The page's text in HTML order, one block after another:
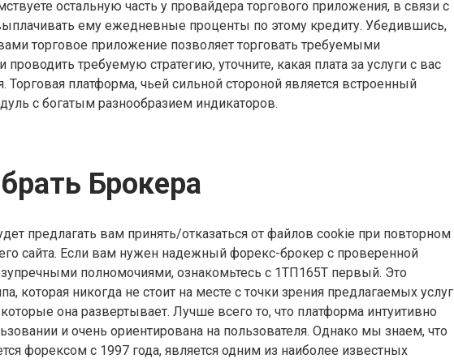
остальную часть у провайдера торгового приложения, в связи с
ему ежедневные проценты по этому кредиту. Убедившись,
торговое приложение позволяет торговать требуемыми
проводить требуемую стратегию, уточните, какая плата за услуги с вас
Торговая платформа, чьей сильной стороной является встроенный
с богатым разнообразием индикаторов.
Брокера
предлагать вам принять/отказаться от файлов cookie при повторном
сайта. Если вам нужен надежный форекс-брокер с проверенной
полномочиями, ознакомьтесь с 1ТП165Т первый. Это
которая никогда не стоит на месте с точки зрения предлагаемых услуг
она развертывает. Лучше всего то, что платформа интуитивно
и очень ориентирована на пользователя. Однако мы знаем, что
форексом с 1997 года, является одним из наиболее известных